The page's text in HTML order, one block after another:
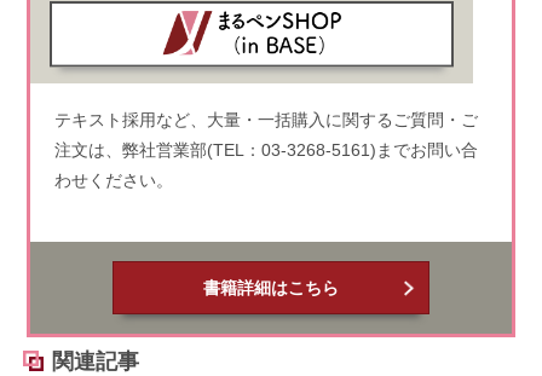
テキスト採用など、大量・一括購入に関するご質問・ご
注文は、弊社営業部(TEL：03-3268-5161)までお問い合
わせください。
書籍詳細はこちら
関連記事